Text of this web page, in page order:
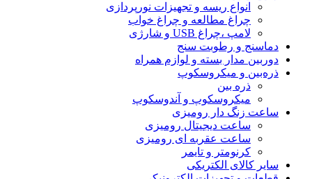
انواع ریسه و تجهیزات نورپردازی
چراغ مطالعه و چراغ خواب
لامپ ،چراغ USB و شارژی
دماسنج و رطوبت سنج
دوربین مدار بسته و لوازم همراه
ذره‌بین و میکروسکوپ
ذره بین
میکروسکوپ و آندوسکوپ
ساعت زنگ دار رومیزی
ساعت دیجیتال رومیزی
ساعت عقربه ای رومیزی
کرنومتر و تایمر
سایر کالای الکتریکی